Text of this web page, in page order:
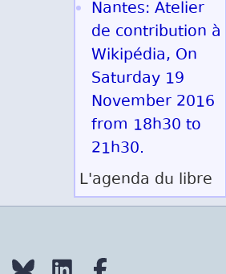
Nantes: Atelier
de contribution à
Wikipédia, On
Saturday 19
November 2016
from 18h30 to
21h30.
L'agenda du libre
Mobilizon Bluesky LinkedIn